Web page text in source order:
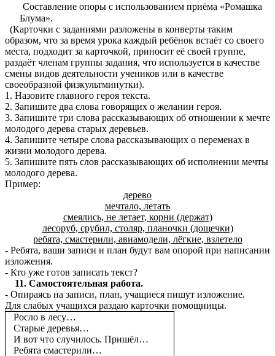
Составление опоры с использованием приёма «Ромашка
Блума».
(Карточки с заданиями разложены в конверты таким
образом, что за время урока каждый ребёнок встаёт со своего
места, подходит за карточкой, приносит её своей группе,
раздаёт членам группы задания, что используется в качестве
смены видов деятельности учеников или в качестве
своеобразной физкультминутки).
1. Назовите главного героя текста.
2. Запишите два слова говорящих о желании героя.
3. Запишите три слова рассказывающих об отношении к мечте
молодого дерева старых деревьев.
4. Запишите четыре слова рассказывающих о переменах в
жизни молодого дерева.
5. Запишите пять слов рассказывающих об исполнении мечты
молодого дерева.
Пример:
дерево
мечтало, летать
смеялись, не летает, корни (держат)
лесоруб, срубил, столяр, планочки (дощечки)
ребята, смастерили, авиамодели, лёгкие, взлетело
- Ребята, ваши записи и план будут вам опорой при написании
изложения.
- Кто уже готов записать текст?
11. Самостоятельная работа.
- Опираясь на записи, план, учащиеся пишут изложение.
Для слабых учащихся раздаю карточки помощницы.
Росло в лесу…
Старые деревья…
И вот что случилось. Пришёл…
Ребята смастерили…